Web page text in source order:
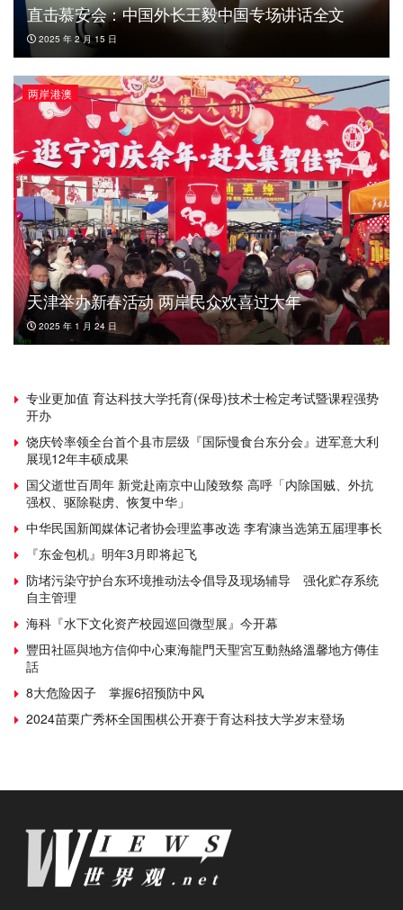
直击慕安会：中国外长王毅中国专场讲话全文
2025 年 2 月 15 日
两岸港澳
天津举办新春活动 两岸民众欢喜过大年
2025 年 1 月 24 日
专业更加值 育达科技大学托育(保母)技术士检定考试暨课程强势
开办
饶庆铃率领全台首个县市层级『国际慢食台东分会』进军意大利
展现12年丰硕成果
国父逝世百周年 新党赴南京中山陵致祭 高呼「内除国贼、外抗
强权、驱除鞑虏、恢复中华」
中华民国新闻媒体记者协会理监事改选 李宥漮当选第五届理事长
『东金包机』明年3月即将起飞
防堵污染守护台东环境推动法令倡导及现场辅导 强化贮存系统
自主管理
海科『水下文化资产校园巡回微型展』今开幕
豐田社區與地方信仰中心東海龍門天聖宮互動熱絡溫馨地方傳佳
話
8大危险因子 掌握6招预防中风
2024苗栗广秀杯全国围棋公开赛于育达科技大学岁末登场